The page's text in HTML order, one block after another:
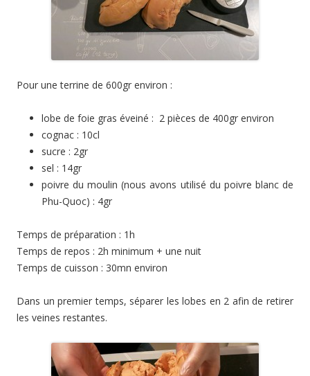
Pour une terrine de 600gr environ :
lobe de foie gras éveiné : 2 pièces de 400gr environ
cognac : 10cl
sucre : 2gr
sel : 14gr
poivre du moulin (nous avons utilisé du poivre blanc de
Phu-Quoc) : 4gr
Temps de préparation : 1h
Temps de repos : 2h minimum + une nuit
Temps de cuisson : 30mn environ
Dans un premier temps, séparer les lobes en 2 afin de retirer
les veines restantes.